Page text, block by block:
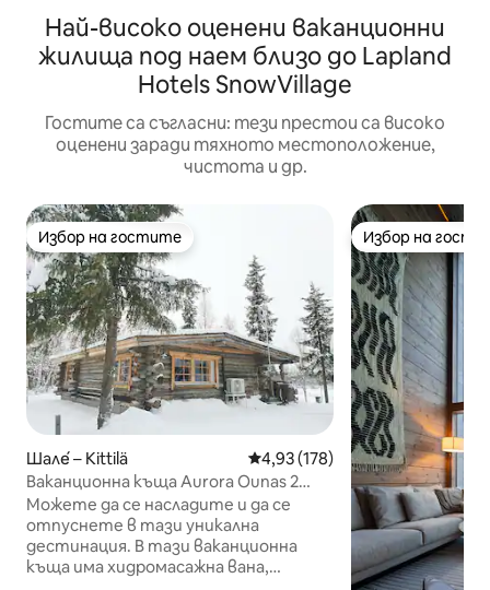
Най-високо оценени ваканционни
жилища под наем близо до Lapland
Hotels SnowVillage
Гостите са съгласни: тези престои са високо
оценени заради тяхното местоположение,
чистота и др.
Избор на гостите
Избор на гостите
Шале́ – Kittilä Средна оценка: 4,93 от 5,
4,93 (178)
Ваканционна къща Aurora Ounas 2
край реката
Можете да се насладите и да се
отпуснете в тази уникална
дестинация. В тази ваканционна
къща има хидромасажна вана,
Избор на
Избор на